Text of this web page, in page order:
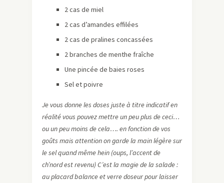
2 cas de miel
2 cas d’amandes effilées
2 cas de pralines concassées
2 branches de menthe fraîche
Une pincée de baies roses
Sel et poivre
Je vous donne les doses juste à titre indicatif en
réalité vous pouvez mettre un peu plus de ceci…
ou un peu moins de cela…. en fonction de vos
goûts mais attention on garde la main légère sur
le sel quand même hein (oups, l’accent de
ch’nord est revenu) C’est la magie de la salade :
au placard balance et verre doseur pour laisser